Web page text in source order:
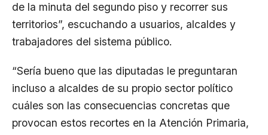
de la minuta del segundo piso y recorrer sus
territorios”, escuchando a usuarios, alcaldes y
trabajadores del sistema público.
“Sería bueno que las diputadas le preguntaran
incluso a alcaldes de su propio sector político
cuáles son las consecuencias concretas que
provocan estos recortes en la Atención Primaria,